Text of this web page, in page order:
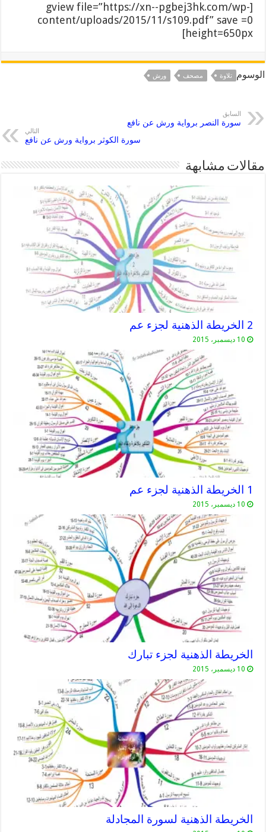
[gview file=”https://xn--pgbej3hk.com/wp-
content/uploads/2015/11/s109.pdf” save =0
height=650px]
الوسوم تلاوة مصحف ورش
السابق
سورة النصر برواية ورش عن نافع
التالي
سورة الكوثر برواية ورش عن نافع
مقالات مشابهة
2 الخريطة الذهنية لجزء عم
10 ديسمبر، 2015
1 الخريطة الذهنية لجزء عم
10 ديسمبر، 2015
الخريطة الذهنية لجزء تبارك
10 ديسمبر، 2015
الخريطة الذهنية لسورة المجادلة